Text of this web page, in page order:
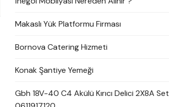
Makaslı Yük Platformu Firması
Bornova Catering Hizmeti
Konak Şantiye Yemeği
Gbh 18V-40 C4 Akülü Kırıcı Delici 2X8A Set